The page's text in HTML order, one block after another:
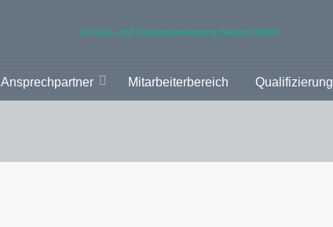
sk Glas- und Gebäudereinigung Seguin GmbH
Ansprechpartner Mitarbeiterbereich Qualifizierung